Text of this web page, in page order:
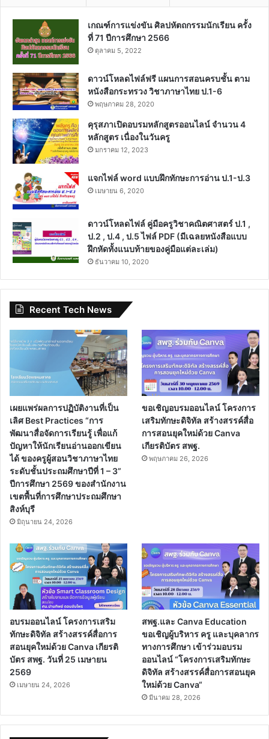
เกณฑ์การแข่งขัน ศิลปหัตถกรรมนักเรียน ครั้ง
ที่ 71 ปีการศึกษา 2566
ตุลาคม 5, 2022
ดาวน์โหลดไฟล์ฟรี แผนการสอนครบชั้น ตาม
หนังสือกระทรวง วิชาภาษาไทย ป.1-6
พฤษภาคม 28, 2020
คุรุสภาเปิดอบรมหลักสูตรออนไลน์ จำนวน 4
หลักสูตร เนื่องในวันครู
มกราคม 12, 2023
แจกไฟล์ word แบบฝึกทักษะการอ่าน ป.1-ป.3
เมษายน 6, 2020
ดาวน์โหลดไฟล์ คู่มือครูวิชาคณิตศาสตร์ ป.1 ,
ป.2 , ป.4 , ป.5 ไฟล์ PDF (มีเฉลยหนังสือแบบ
ฝึกหัดทั้งแนบท้ายของคู่มือแต่ละเล่ม)
ธันวาคม 10, 2020
Recent Tech News
เผยแพร่ผลการปฏิบัติงานที่เป็น
เลิศ Best Practices “การ
พัฒนาสื่อจัดการเรียนรู้ เพื่อแก้
ปัญหาให้นักเรียนอ่านออกเขียน
ได้ ของครูผู้สอนวิชาภาษาไทย
ระดับชั้นประถมศึกษาปีที่ 1 – 3”
ปีการศึกษา 2569 ของสำนักงาน
เขตพื้นที่การศึกษาประถมศึกษา
สิงห์บุรี
มิถุนายน 24, 2026
ขอเชิญอบรมออนไลน์ โครงการ
เสริมทักษะดิจิทัล สร้างสรรค์สื่อ
การสอนยุคใหม่ด้วย Canva
เกียรติบัตร สพฐ.
พฤษภาคม 26, 2026
อบรมออนไลน์ โครงการเสริม
ทักษะดิจิทัล สร้างสรรค์สื่อการ
สอนยุคใหม่ด้วย Canva เกียรติ
บัตร สพฐ. วันที่ 25 เมษายน
2569
เมษายน 24, 2026
สพฐ.และ Canva Education
ขอเชิญผู้บริหาร ครู และบุคลากร
ทางการศึกษา เข้าร่วมอบรม
ออนไลน์ “โครงการเสริมทักษะ
ดิจิทัล สร้างสรรค์สื่อการสอนยุค
ใหม่ด้วย Canva“
มีนาคม 28, 2026